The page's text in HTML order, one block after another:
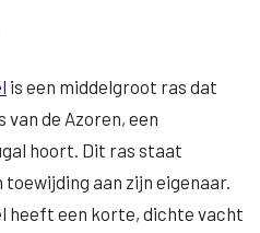
is een middelgroot ras dat
de Azoren, een
hoort. Dit ras staat
aan zijn eigenaar.
heeft een korte, dichte vacht